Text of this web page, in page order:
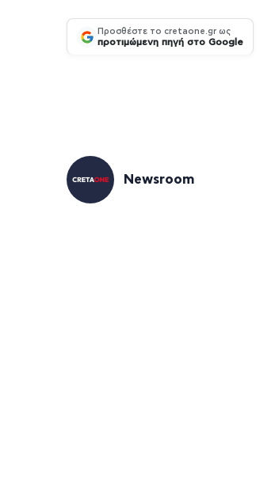
Προσθέστε το cretaone.gr ως
προτιμώμενη πηγή στο Google
Newsroom